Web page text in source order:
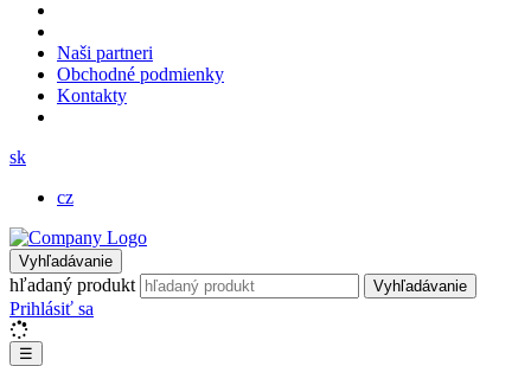
Naši partneri
Obchodné podmienky
Kontakty
sk
cz
Vyhľadávanie
hľadaný produkt Vyhľadávanie
Prihlásiť sa
☰